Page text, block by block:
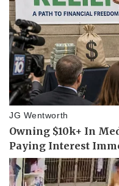
Thể thao